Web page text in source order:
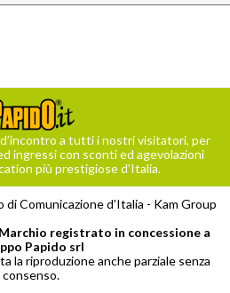
a tutti i nostri visitatori, per
ingressi con sconti ed agevolazioni
più prestigiose d’Italia.
di Comunicazione d'Italia - Kam Group
registrato in concessione a
Papido srl
la riproduzione anche parziale senza
consenso.